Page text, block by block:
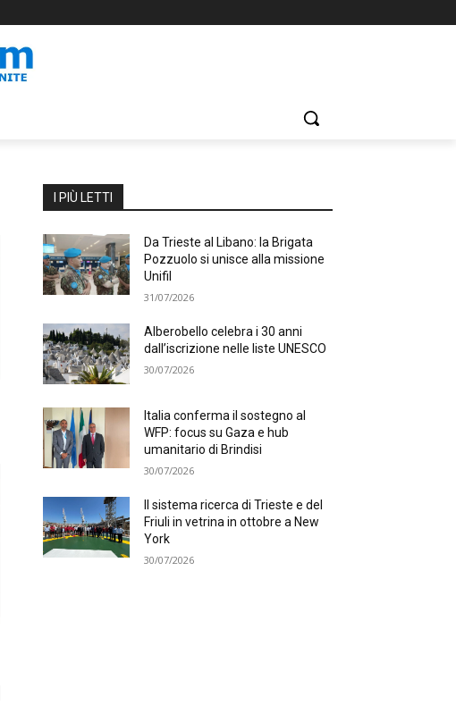
I PIÙ LETTI
Da Trieste al Libano: la Brigata
Pozzuolo si unisce alla missione
Unifil
31/07/2026
Alberobello celebra i 30 anni
dall’iscrizione nelle liste UNESCO
30/07/2026
Italia conferma il sostegno al
WFP: focus su Gaza e hub
umanitario di Brindisi
30/07/2026
Il sistema ricerca di Trieste e del
Friuli in vetrina in ottobre a New
York
30/07/2026